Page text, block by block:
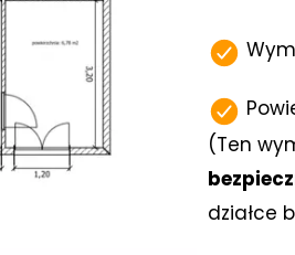
(Ten
działce